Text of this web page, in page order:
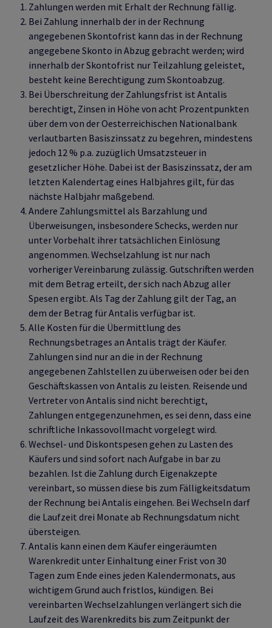
Zahlungen werden mit Erhalt der Rechnung fällig.
Bei Zahlung innerhalb der in der Rechnung
angegebenen Skontofrist kann das in der Rechnung
angegebene Skonto in Abzug gebracht werden; wird
innerhalb der Skontofrist nur Teilzahlung geleistet,
besteht keine Berechtigung zum Skontoabzug.
Bei Überschreitung der Zahlungsfrist ist Antalis
berechtigt, Zinsen in Höhe von acht Prozentpunkten
über dem von der Oesterreichischen Nationalbank
verlautbarten Basiszinssatz zu begehren, mindestens
jedoch 12 % p.a. zuzüglich Umsatzsteuer in
gesetzlicher Höhe. Dabei ist der Basiszinssatz, der am
letzten Kalendertag eines Halbjahres gilt, für das
nächste Halbjahr maßgebend.
Andere Zahlungsmittel als Barzahlung und
Überweisungen, insbesondere Schecks, werden nur
unter Vorbehalt ihrer tatsächlichen Einlösung
angenommen. Wechselzahlung ist nur nach
vorheriger Vereinbarung zulässig. Gutschriften werden
mit dem Betrag erteilt, der sich nach Abzug aller
Spesen ergibt. Als Tag der Zahlung gilt der Tag, an
dem der Betrag für Antalis verfügbar ist.
Alle Kosten für die Übermittlung des
Rechnungsbetrages an Antalis trägt der Käufer.
Zahlungen sind nur an die in der Rechnung
angegebenen Zahlstellen zu überweisen oder bei den
Geschäftskassen von Antalis zu leisten. Reisende und
Vertreter von Antalis sind nicht berechtigt,
Zahlungen entgegenzunehmen, es sei denn, dass eine
schriftliche Inkassovollmacht vorgelegt wird.
Wechsel- und Diskontspesen gehen zu Lasten des
Käufers und sind sofort nach Aufgabe in bar zu
bezahlen. Ist die Zahlung durch Eigenakzepte
vereinbart, so müssen diese bis zum Fälligkeitsdatum
der Rechnung bei Antalis eingehen. Bei Wechseln darf
die Laufzeit drei Monate ab Rechnungsdatum nicht
übersteigen.
Antalis kann einen dem Käufer eingeräumten
Warenkredit unter Einhaltung einer Frist von 30
Tagen zum Ende eines jeden Kalendermonats, aus
wichtigem Grund auch fristlos, kündigen. Bei
vereinbarten Wechselzahlungen verlängert sich die
Laufzeit des Warenkredits bis zum Zeitpunkt der